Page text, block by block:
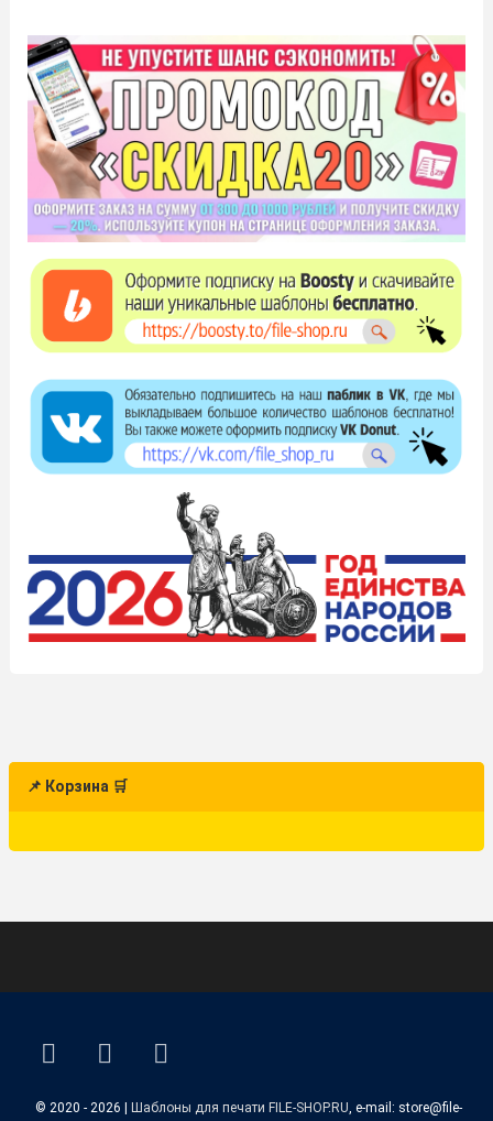
📌 Корзина 🛒
ВКонтакте
YouTube
E-mail
© 2020 - 2026 | Шаблоны для печати FILE-SHOP.RU , e-mail: store@file-